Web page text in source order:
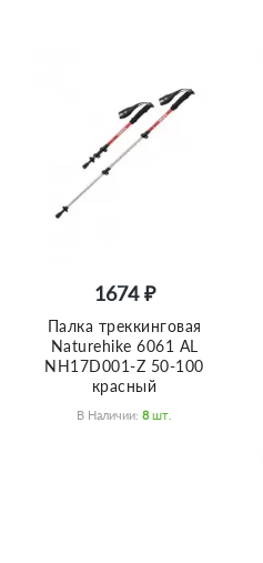
1674 ₽
Палка треккинговая
Naturehike 6061 AL
NH17D001-Z 50-100
красный
В Наличии: 8 Шт.